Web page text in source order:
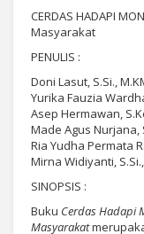
CERDAS HADAPI
Masyarakat
PENULIS :
Doni Lasut, S.Si.,
Yurika Fauzia
Asep Hermawan,
Made Agus Nurjana,
Ria Yudha Permata
Mirna Widiyanti,
SINOPSIS :
Buku Cerdas Hadapi
Masyarakat